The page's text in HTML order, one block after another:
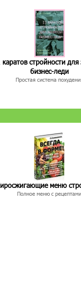
каратов стройности для
бизнес-леди
Простая система
меню
Полное меню с рецептами